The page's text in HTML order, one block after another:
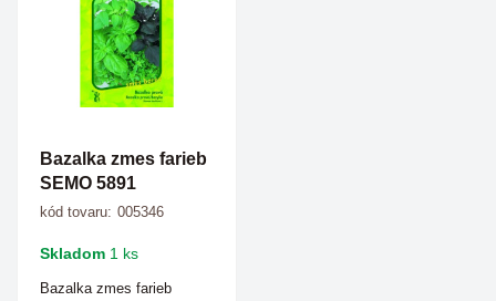
Bazalka zmes farieb
SEMO 5891
kód tovaru: 005346
Skladom 1 ks
Bazalka zmes farieb